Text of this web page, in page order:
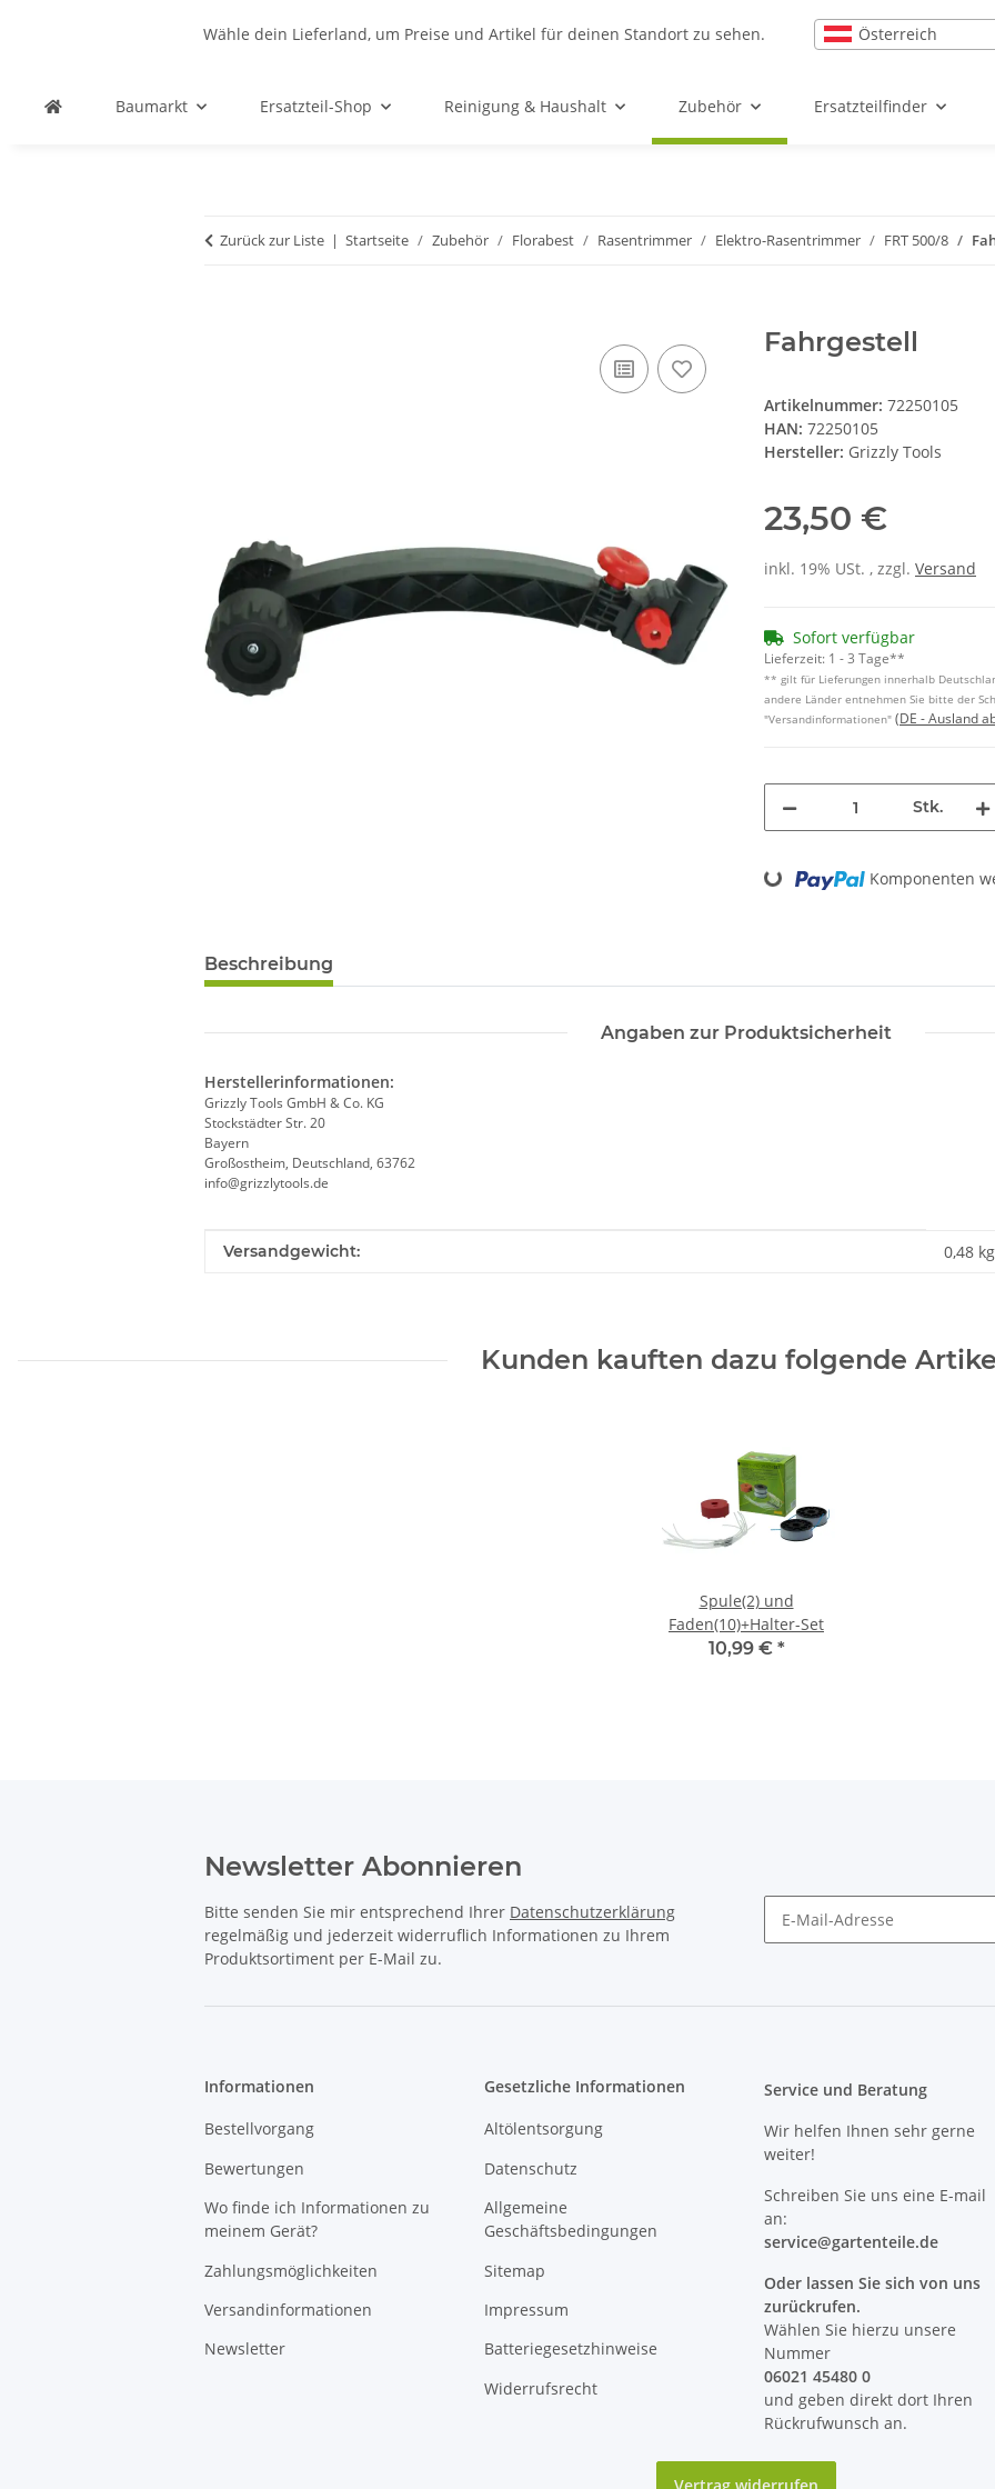
Wähle dein Lieferland, um Preise und Artikel für deinen Standort zu sehen. Österreich
Baumarkt Ersatzteil-Shop Reinigung & Haushalt Zubehör Ersatzteilfinder
Zurück zur Liste Startseite Zubehör Florabest Rasentrimmer Elektro-Rasentrimmer FRT 500/8
Fahrgestell
Artikelnummer: 72250105
HAN: 72250105
Hersteller: Grizzly Tools
23,50 €
inkl. 19% USt. , zzgl. Versand
Sofort verfügbar
Lieferzeit: 1 - 3 Tage**
** gilt für Lieferungen innerhalb
andere Länder entnehmen Sie bitte der
"Versandinformationen" (DE - Ausland
Stk.
Loading... Komponenten
Beschreibung
Angaben zur Produktsicherheit
Herstellerinformationen:
Grizzly Tools GmbH & Co. KG
Stockstädter Str. 20
Bayern
Großostheim, Deutschland, 63762
info@grizzlytools.de
Produkteigenschaft
Wert
Versandgewicht: 0,48 kg
Kunden kauften dazu folgende
Spule(2) und
Faden(10)+Halter-Set
10,99 € *
Newsletter Abonnieren
Bitte senden Sie mir entsprechend Ihrer Datenschutzerklärung
regelmäßig und jederzeit widerruflich Informationen zu Ihrem
Produktsortiment per E-Mail zu.
Informationen
Bestellvorgang
Bewertungen
Wo finde ich Informationen zu
meinem Gerät?
Zahlungsmöglichkeiten
Versandinformationen
Newsletter
Gesetzliche Informationen
Altölentsorgung
Datenschutz
Allgemeine
Geschäftsbedingungen
Sitemap
Impressum
Batteriegesetzhinweise
Widerrufsrecht
Service und Beratung
Wir helfen Ihnen sehr gerne
weiter!
Schreiben Sie uns eine E-mail
an:
service@gartenteile.de
Oder lassen Sie sich von uns
zurückrufen.
Wählen Sie hierzu unsere
Nummer
06021 45480 0
und geben direkt dort Ihren
Rückrufwunsch an.